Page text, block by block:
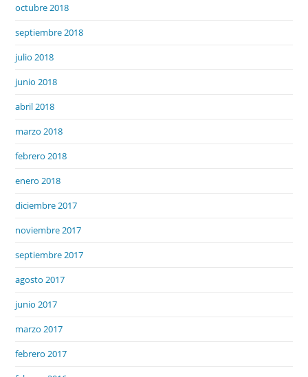
octubre 2018
septiembre 2018
julio 2018
junio 2018
abril 2018
marzo 2018
febrero 2018
enero 2018
diciembre 2017
noviembre 2017
septiembre 2017
agosto 2017
junio 2017
marzo 2017
febrero 2017